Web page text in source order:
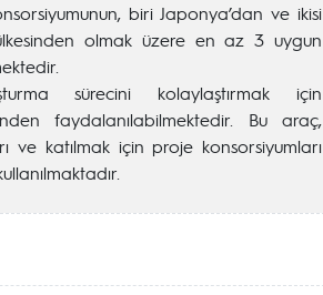
biri Japonya’dan ve ikisi
olmak üzere en az 3 uygun
sürecini kolaylaştırmak için
faydalanılabilmektedir. Bu araç,
katılmak için proje konsorsiyumları